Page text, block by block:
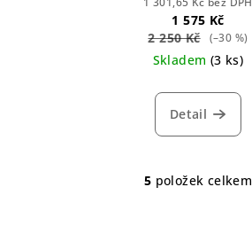
1 575 Kč
2 250 Kč
(–30 %)
Skladem (3 ks)
Detail
O
5 položek celkem